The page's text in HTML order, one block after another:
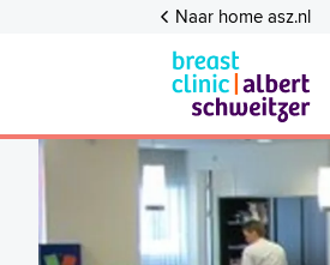
Naar home asz.nl